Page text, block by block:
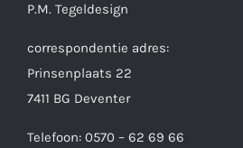
P.M. Tegeldesign
correspondentie adres:
Prinsenplaats 22
7411 BG Deventer
Telefoon: 0570 – 62 69 66